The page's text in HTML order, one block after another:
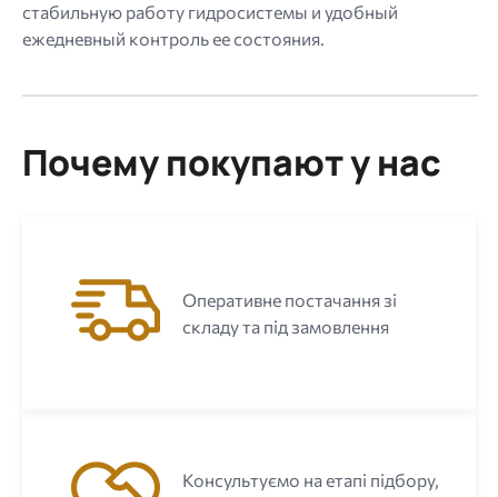
стабильную работу гидросистемы и удобный
ежедневный контроль ее состояния.
Почему покупают у нас
Оперативне постачання зі
складу та під замовлення
Консультуємо на етапі підбору,